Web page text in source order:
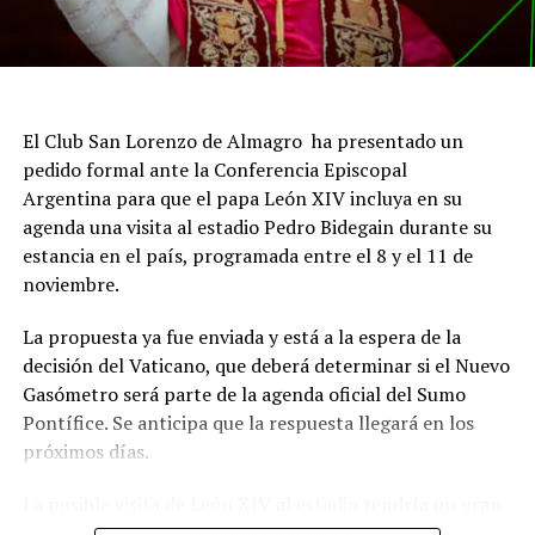
El Club San Lorenzo de Almagro ha presentado un
pedido formal ante la Conferencia Episcopal
Argentina para que el papa León XIV incluya en su
agenda una visita al estadio Pedro Bidegain durante su
estancia en el país, programada entre el 8 y el 11 de
noviembre.
La propuesta ya fue enviada y está a la espera de la
decisión del Vaticano, que deberá determinar si el Nuevo
Gasómetro será parte de la agenda oficial del Sumo
Pontífice. Se anticipa que la respuesta llegará en los
próximos días.